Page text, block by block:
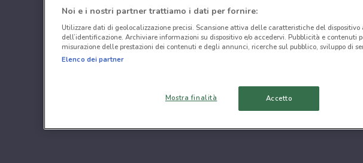
Noi e i nostri partner trattiamo i dati per fornire:
Utilizzare dati di geolocalizzazione precisi. Scansione attiva delle caratteristiche del dispositivo
dell’identificazione. Archiviare informazioni su dispositivo e/o accedervi. Pubblicità e contenuti
misurazione delle prestazioni dei contenuti e degli annunci, ricerche sul pubblico, sviluppo di
Elenco dei partner
Mostra finalità Accetto